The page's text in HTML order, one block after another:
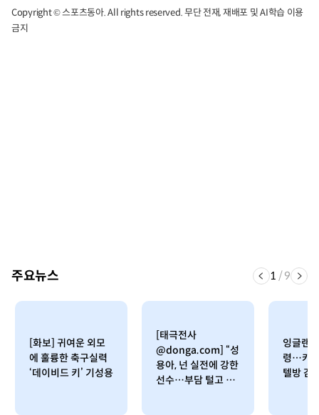
Copyright © 스포츠동아. All rights reserved. 무단 전재, 재배포 및 AI학습 이용
금지
주요뉴스 1 /9
[화보] 귀여운 외모
에 훌륭한 축구실력
‘데이비드 키’ 기성용
[태극전사
@donga.com] “성
용아, 넌 실전에 강한
선수…부담 털고 맘
잉글랜
령…카
텔방 감